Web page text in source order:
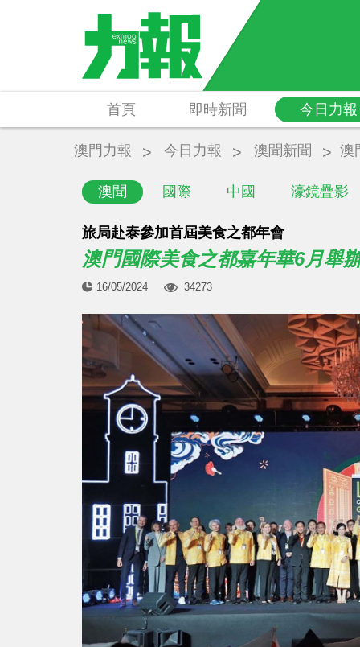
首頁 即時新聞 今日力報
澳聞 國際 中國 濠鏡疊影
澳門力報 今日力報 澳聞新聞 澳
旅局赴泰參加首屆美食之都年會
澳門國際美食之都嘉年華6月舉
16/05/2024 34273